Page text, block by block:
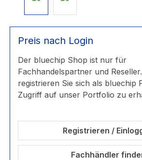
Preis nach Login
Der bluechip Shop ist nur für
Fachhandelspartner und
registrieren Sie sich als bluechip
Zugriff auf unser Portfolio zu
Registrieren /
Fachhändler